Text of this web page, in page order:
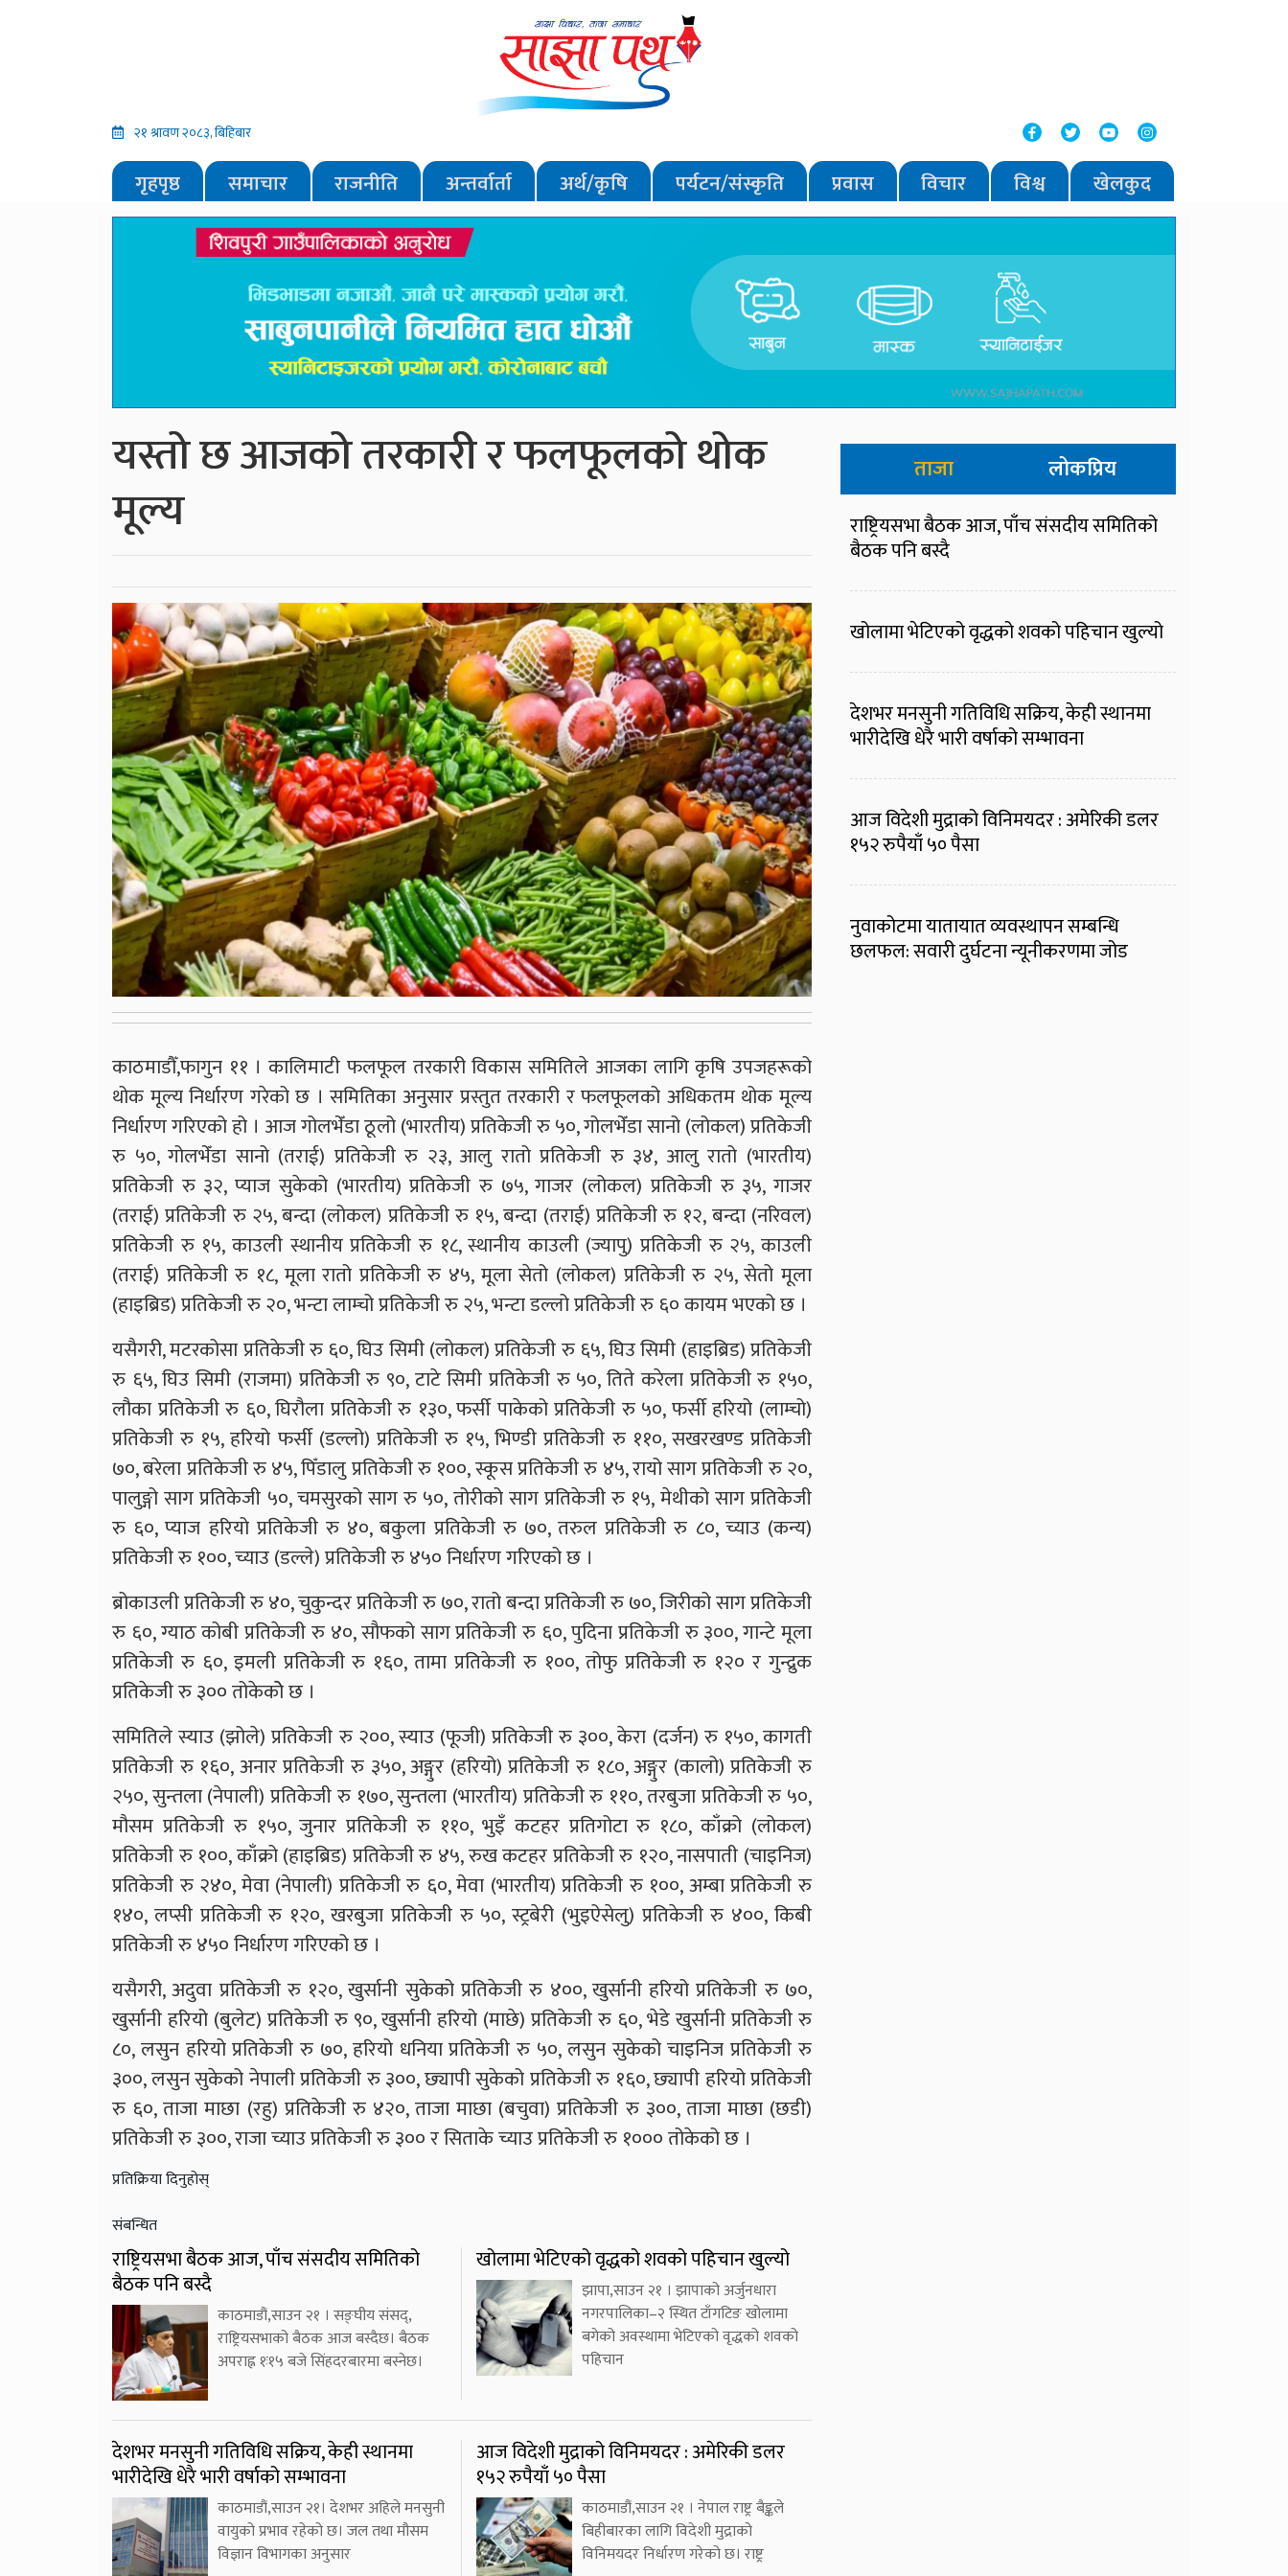
२१ श्रावण २०८३, बिहिबार
गृहपृष्ठ समाचार राजनीति अन्तर्वार्ता अर्थ/कृषि पर्यटन/संस्कृति प्रवास विचार विश्व खेलकुद
यस्तो छ आजको तरकारी र फलफूलको थोक
मूल्य
काठमाडौँ,फागुन ११ । कालिमाटी फलफूल तरकारी विकास समितिले आजका लागि कृषि उपजहरूको
थोक मूल्य निर्धारण गरेको छ । समितिका अनुसार प्रस्तुत तरकारी र फलफूलको अधिकतम थोक मूल्य
निर्धारण गरिएको हो । आज गोलभेँडा ठूलो (भारतीय) प्रतिकेजी रु ५०, गोलभेँडा सानो (लोकल) प्रतिकेजी
रु ५०, गोलभेँडा सानो (तराई) प्रतिकेजी रु २३, आलु रातो प्रतिकेजी रु ३४, आलु रातो (भारतीय)
प्रतिकेजी रु ३२, प्याज सुकेको (भारतीय) प्रतिकेजी रु ७५, गाजर (लोकल) प्रतिकेजी रु ३५, गाजर
(तराई) प्रतिकेजी रु २५, बन्दा (लोकल) प्रतिकेजी रु १५, बन्दा (तराई) प्रतिकेजी रु १२, बन्दा (नरिवल)
प्रतिकेजी रु १५, काउली स्थानीय प्रतिकेजी रु १८, स्थानीय काउली (ज्यापु) प्रतिकेजी रु २५, काउली
(तराई) प्रतिकेजी रु १८, मूला रातो प्रतिकेजी रु ४५, मूला सेतो (लोकल) प्रतिकेजी रु २५, सेतो मूला
(हाइब्रिड) प्रतिकेजी रु २०, भन्टा लाम्चो प्रतिकेजी रु २५, भन्टा डल्लो प्रतिकेजी रु ६० कायम भएको छ ।
यसैगरी, मटरकोसा प्रतिकेजी रु ६०, घिउ सिमी (लोकल) प्रतिकेजी रु ६५, घिउ सिमी (हाइब्रिड) प्रतिकेजी
रु ६५, घिउ सिमी (राजमा) प्रतिकेजी रु ९०, टाटे सिमी प्रतिकेजी रु ५०, तिते करेला प्रतिकेजी रु १५०,
लौका प्रतिकेजी रु ६०, घिरौला प्रतिकेजी रु १३०, फर्सी पाकेको प्रतिकेजी रु ५०, फर्सी हरियो (लाम्चो)
प्रतिकेजी रु १५, हरियो फर्सी (डल्लो) प्रतिकेजी रु १५, भिण्डी प्रतिकेजी रु ११०, सखरखण्ड प्रतिकेजी
७०, बरेला प्रतिकेजी रु ४५, पिँडालु प्रतिकेजी रु १००, स्कूस प्रतिकेजी रु ४५, रायो साग प्रतिकेजी रु २०,
पालुङ्गो साग प्रतिकेजी ५०, चमसुरको साग रु ५०, तोरीको साग प्रतिकेजी रु १५, मेथीको साग प्रतिकेजी
रु ६०, प्याज हरियो प्रतिकेजी रु ४०, बकुला प्रतिकेजी रु ७०, तरुल प्रतिकेजी रु ८०, च्याउ (कन्य)
प्रतिकेजी रु १००, च्याउ (डल्ले) प्रतिकेजी रु ४५० निर्धारण गरिएको छ ।
ब्रोकाउली प्रतिकेजी रु ४०, चुकुन्दर प्रतिकेजी रु ७०, रातो बन्दा प्रतिकेजी रु ७०, जिरीको साग प्रतिकेजी
रु ६०, ग्याठ कोबी प्रतिकेजी रु ४०, सौफको साग प्रतिकेजी रु ६०, पुदिना प्रतिकेजी रु ३००, गान्टे मूला
प्रतिकेजी रु ६०, इमली प्रतिकेजी रु १६०, तामा प्रतिकेजी रु १००, तोफु प्रतिकेजी रु १२० र गुन्द्रुक
प्रतिकेजी रु ३०० तोकेकोे छ ।
समितिले स्याउ (झोले) प्रतिकेजी रु २००, स्याउ (फूजी) प्रतिकेजी रु ३००, केरा (दर्जन) रु १५०, कागती
प्रतिकेजी रु १६०, अनार प्रतिकेजी रु ३५०, अङ्गुर (हरियो) प्रतिकेजी रु १८०, अङ्गुर (कालो) प्रतिकेजी रु
२५०, सुन्तला (नेपाली) प्रतिकेजी रु १७०, सुन्तला (भारतीय) प्रतिकेजी रु ११०, तरबुजा प्रतिकेजी रु ५०,
मौसम प्रतिकेजी रु १५०, जुनार प्रतिकेजी रु ११०, भुइँ कटहर प्रतिगोटा रु १८०, काँक्रो (लोकल)
प्रतिकेजी रु १००, काँक्रो (हाइब्रिड) प्रतिकेजी रु ४५, रुख कटहर प्रतिकेजी रु १२०, नासपाती (चाइनिज)
प्रतिकेजी रु २४०, मेवा (नेपाली) प्रतिकेजी रु ६०, मेवा (भारतीय) प्रतिकेजी रु १००, अम्बा प्रतिकेजी रु
१४०, लप्सी प्रतिकेजी रु १२०, खरबुजा प्रतिकेजी रु ५०, स्ट्रबेरी (भुइऐसेलु) प्रतिकेजी रु ४००, किबी
प्रतिकेजी रु ४५० निर्धारण गरिएको छ ।
यसैगरी, अदुवा प्रतिकेजी रु १२०, खुर्सानी सुकेको प्रतिकेजी रु ४००, खुर्सानी हरियो प्रतिकेजी रु ७०,
खुर्सानी हरियो (बुलेट) प्रतिकेजी रु ९०, खुर्सानी हरियो (माछे) प्रतिकेजी रु ६०, भेडे खुर्सानी प्रतिकेजी रु
८०, लसुन हरियो प्रतिकेजी रु ७०, हरियो धनिया प्रतिकेजी रु ५०, लसुन सुकेको चाइनिज प्रतिकेजी रु
३००, लसुन सुकेको नेपाली प्रतिकेजी रु ३००, छ्यापी सुकेको प्रतिकेजी रु १६०, छ्यापी हरियो प्रतिकेजी
रु ६०, ताजा माछा (रहु) प्रतिकेजी रु ४२०, ताजा माछा (बचुवा) प्रतिकेजी रु ३००, ताजा माछा (छडी)
प्रतिकेजी रु ३००, राजा च्याउ प्रतिकेजी रु ३०० र सिताके च्याउ प्रतिकेजी रु १००० तोकेको छ ।
प्रतिक्रिया दिनुहोस्
संबन्धित
राष्ट्रियसभा बैठक आज, पाँच संसदीय समितिको
बैठक पनि बस्दै
काठमाडौं,साउन २१ । सङ्घीय संसद्,
राष्ट्रियसभाको बैठक आज बस्दैछ। बैठक
अपराह्न १ः१५ बजे सिंहदरबारमा बस्नेछ।
खोलामा भेटिएको वृद्धको शवको पहिचान खुल्यो
झापा,साउन २१ । झापाको अर्जुनधारा
नगरपालिका–२ स्थित टाँगटिङ खोलामा
बगेको अवस्थामा भेटिएको वृद्धको शवको
पहिचान
देशभर मनसुनी गतिविधि सक्रिय, केही स्थानमा
भारीदेखि धेरै भारी वर्षाको सम्भावना
काठमाडौं,साउन २१। देशभर अहिले मनसुनी
वायुको प्रभाव रहेको छ। जल तथा मौसम
विज्ञान विभागका अनुसार
आज विदेशी मुद्राको विनिमयदर : अमेरिकी डलर
१५२ रुपैयाँ ५० पैसा
काठमाडौं,साउन २१ । नेपाल राष्ट्र बैङ्कले
बिहीबारका लागि विदेशी मुद्राको
विनिमयदर निर्धारण गरेको छ। राष्ट्र
ताजा लोकप्रिय
राष्ट्रियसभा बैठक आज, पाँच संसदीय समितिको
बैठक पनि बस्दै
खोलामा भेटिएको वृद्धको शवको पहिचान खुल्यो
देशभर मनसुनी गतिविधि सक्रिय, केही स्थानमा
भारीदेखि धेरै भारी वर्षाको सम्भावना
आज विदेशी मुद्राको विनिमयदर : अमेरिकी डलर
१५२ रुपैयाँ ५० पैसा
नुवाकोटमा यातायात व्यवस्थापन सम्बन्धि
छलफल: सवारी दुर्घटना न्यूनीकरणमा जोड